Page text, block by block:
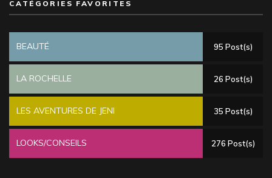
CATÉGORIES FAVORITES
BEAUTÉ 95 Post(s)
LA ROCHELLE 26 Post(s)
LES AVENTURES DE JENI 35 Post(s)
LOOKS/CONSEILS 276 Post(s)